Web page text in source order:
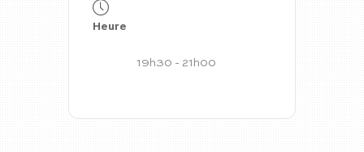
Heure
19h30 - 21h00